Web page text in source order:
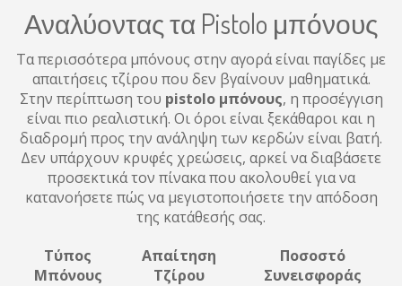
Αναλύοντας τα Pistolo μπόνους
Τα περισσότερα μπόνους στην αγορά είναι παγίδες με
απαιτήσεις τζίρου που δεν βγαίνουν μαθηματικά.
Στην περίπτωση του pistolo μπόνους, η προσέγγιση
είναι πιο ρεαλιστική. Οι όροι είναι ξεκάθαροι και η
διαδρομή προς την ανάληψη των κερδών είναι βατή.
Δεν υπάρχουν κρυφές χρεώσεις, αρκεί να διαβάσετε
προσεκτικά τον πίνακα που ακολουθεί για να
κατανοήσετε πώς να μεγιστοποιήσετε την απόδοση
της κατάθεσής σας.
Τύπος
Μπόνους
Απαίτηση
Τζίρου
Ποσοστό
Συνεισφοράς